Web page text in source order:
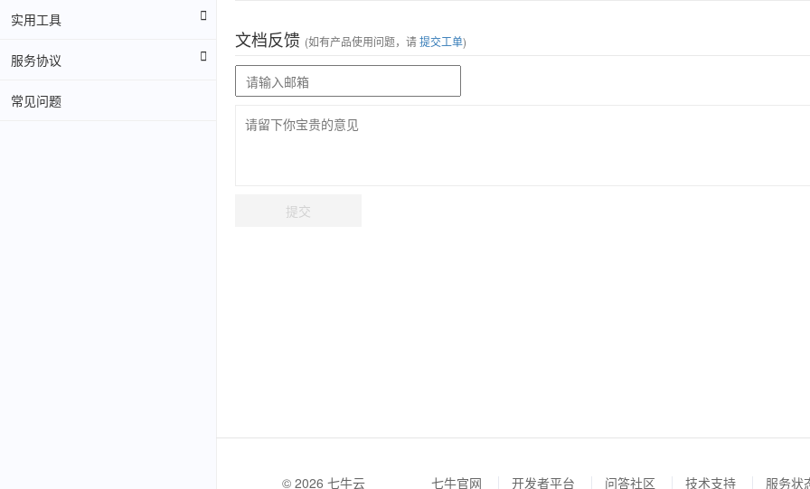
实用工具
服务协议
常见问题
文档反馈 (如有产品使用问题，请提交工单)
提交
© 2026 七牛云 七牛官网 开发者平台 问答社区 技术支持 服务状